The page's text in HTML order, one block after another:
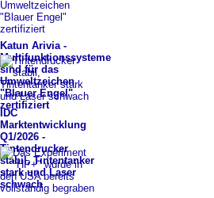
Katun Arivia -
Multifunktionssysteme
sind für das
Umweltzeichen
"Blauer Engel"
zertifiziert
IDC
Marktentwicklung
Q1/2026 -
Tintendrucker
stabil, Tintentanker
stark und Laser
schwach